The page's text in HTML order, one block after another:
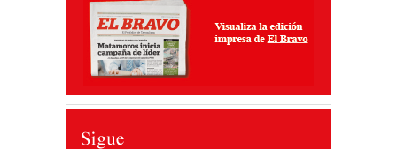
afirma que generan molestias
06 Ago 2026